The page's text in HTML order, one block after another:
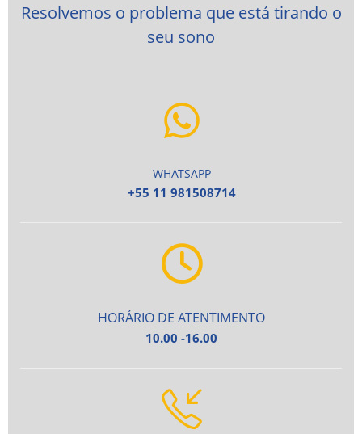
Resolvemos o problema que está tirando o
seu sono
WHATSAPP
+55 11 981508714
HORÁRIO DE ATENTIMENTO
10.00 -16.00